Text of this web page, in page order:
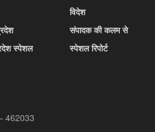
स्पेशल
विदेश
संपादक की कलम से
स्पेशल रिपोर्ट
462033